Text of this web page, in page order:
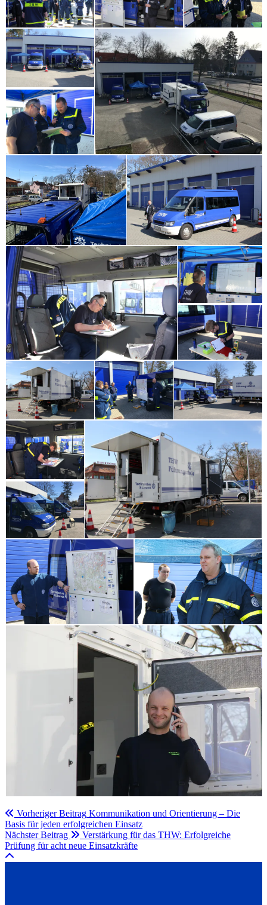
Vorheriger Beitrag Kommunikation und Orientierung – Die
Basis für jeden erfolgreichen Einsatz
Nächster Beitrag
Verstärkung für das THW: Erfolgreiche
Prüfung für acht neue Einsatzkräfte